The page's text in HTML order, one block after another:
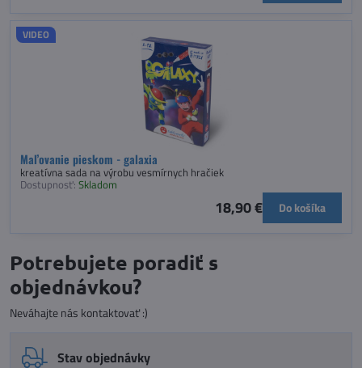
Maľovanie pieskom - galaxia
VIDEO
kreatívna sada na výrobu vesmírnych hračiek
Dostupnosť: Skladom
18,90 € Do košíka
Potrebujete poradiť s
objednávkou?
Neváhajte nás kontaktovať :)
Stav objednávky